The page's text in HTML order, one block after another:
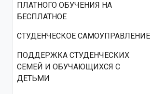
ПЛАТНОГО ОБУЧЕНИЯ НА
БЕСПЛАТНОЕ
СТУДЕНЧЕСКОЕ САМОУПРАВЛЕНИЕ
ПОДДЕРЖКА СТУДЕНЧЕСКИХ
СЕМЕЙ И ОБУЧАЮЩИХСЯ С
ДЕТЬМИ